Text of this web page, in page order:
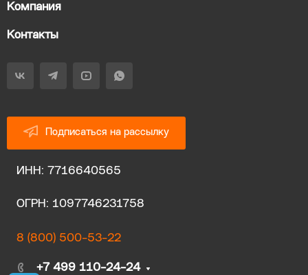
Компания
Контакты
Подписаться на рассылку
ИНН: 7716640565
ОГРН: 1097746231758
8 (800) 500-53-22
+7 499 110-24-24